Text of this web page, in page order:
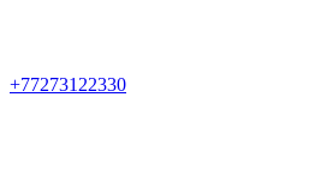
+77273122330